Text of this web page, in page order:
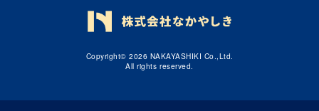
Copyright© 2026 NAKAYASHIKI Co.,Ltd.
All rights reserved.